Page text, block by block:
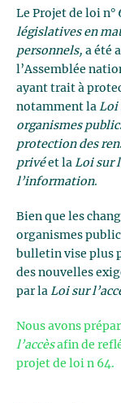
Le Projet de loi n°
législatives en
personnels, a été
l’Assemblée
ayant trait à
notamment la Loi
organismes
protection des
privéet la Loi sur
l’information.
Bien que les
organismes
bulletin vise plus
des nouvelles
par la Loi sur
Nous avons
l’accèsafin de
projet de loi n 64.